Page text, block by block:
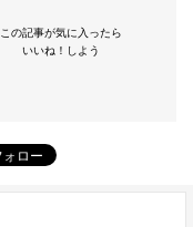
この記事が気に入ったら
いいね！しよう